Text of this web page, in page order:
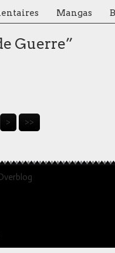
Mangas
Guerre”
> >>